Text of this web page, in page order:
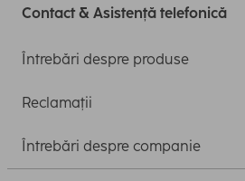
Contact & Asistență telefonică
Întrebări despre produse
Reclamații
Întrebări despre companie